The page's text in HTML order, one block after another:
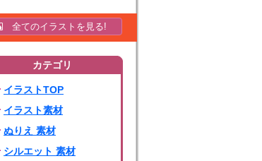
全てのイラストを見る!
カテゴリ
イラストTOP
イラスト素材
ぬりえ 素材
シルエット 素材